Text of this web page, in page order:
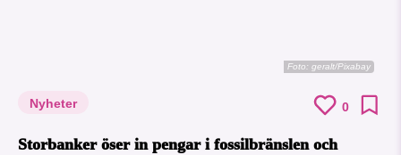
Foto: geralt/Pixabay
Nyheter 0
Storbanker öser in pengar i fossilbränslen och